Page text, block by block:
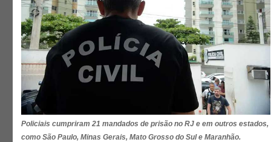
Policiais cumpriram 21 mandados de prisão no RJ e em outros estados,
como São Paulo, Minas Gerais, Mato Grosso do Sul e Maranhão.